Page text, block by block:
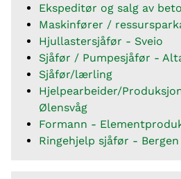
Ekspeditør og salg av
Maskinfører /
Hjullastersjåfør - Sveio
Sjåfør / Pumpesjåfør -
Sjåfør/lærling
Hjelpearbeider/
Ølensvåg
Formann -
Ringehjelp sjåfør -